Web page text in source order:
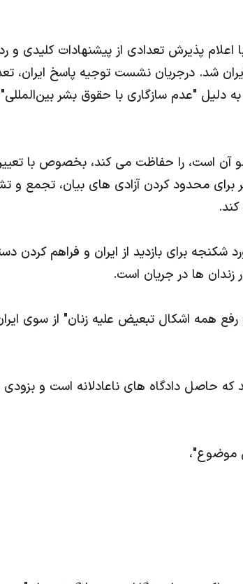
پذیرش تعدادی از پیشنهادات کلیدی و
شد. درجریان نشست توجیه پاسخ ایران،
دلیل "عدم سازگاری با حقوق بشر بین‌المللی"
آن است، را حفاظت می کند، بخصوص با
محدود کردن آزادی های بیان، تجمع و
شکنجه برای بازدید از ایران و فراهم کردن
زندان ها در جریان است.
همه اشکال تبعیض علیه زنان" از سوی
حاصل دادگاه های ناعادلانه است و بزودی
موضوع"،